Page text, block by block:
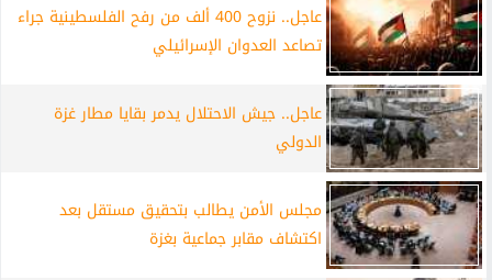
عاجل.. نزوح 400 ألف من رفح الفلسطينية جراء
تصاعد العدوان الإسرائيلي
عاجل.. جيش الاحتلال يدمر بقايا مطار غزة
الدولي
مجلس الأمن يطالب بتحقيق مستقل بعد
اكتشاف مقابر جماعية بغزة